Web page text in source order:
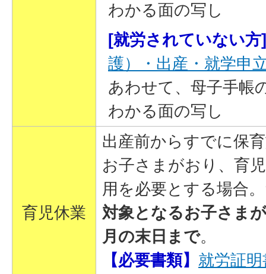
わかる面の写し
[就労されていない方]
護）・出産・就学申
あわせて、母子手帳
わかる面の写し
育児休業
出産前からすでに保
お子さまがおり、育
用を必要とする場合
対象となるお子さま
月の末日まで。
【必要書類】 就労証